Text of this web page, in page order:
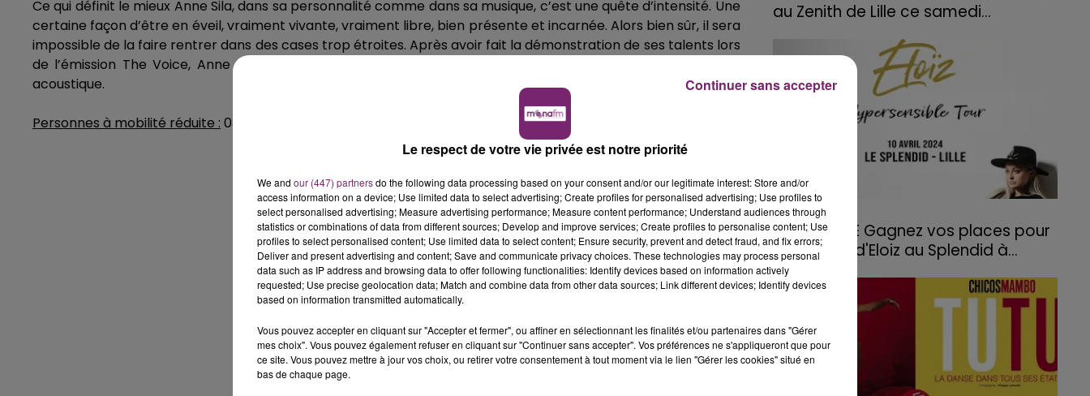
Ce qui définit le mieux Anne Sila, dans sa personnalité comme dans sa musique, c’est une quête d’intensité. Une
certaine façon d’être en éveil, vraiment vivante, vraiment libre, bien présente et incarnée. Alors bien sûr, il sera
impossible de la faire rentrer dans des cases trop étroites. Après avoir fait la démonstration de ses talents lors
de l’émission The Voice, Anne Sila vient nous délivrer toute sa force sur scène à l’occasion d’une tournée
acoustique.
Personnes à mobilité réduite : 03 20 56 46 16.
au Zenith de Lille ce samedi...
18 mars 2024
JEU TERMINE Gagnez vos places pour
le concert d'Eloiz au Splendid à...
Le respect de votre vie privée est notre priorité
We and our (447) partnersdo the following data processing based on your consent and/or our legitimate interest: Store and/or
access information on a device; Use limited data to select advertising; Create profiles for personalised advertising; Use profiles to
select personalised advertising; Measure advertising performance; Measure content performance; Understand audiences through
statistics or combinations of data from different sources; Develop and improve services; Create profiles to personalise content; Use
profiles to select personalised content; Use limited data to select content; Ensure security, prevent and detect fraud, and fix errors;
Deliver and present advertising and content; Save and communicate privacy choices. These technologies may process personal
data such as IP address and browsing data to offer following functionalities: Identify devices based on information actively
requested; Use precise geolocation data; Match and combine data from other data sources; Link different devices; Identify devices
based on information transmitted automatically.
Vous pouvez accepter en cliquant sur "Accepter et fermer", ou affiner en sélectionnant les finalités et/ou partenaires dans "Gérer
mes choix". Vous pouvez également refuser en cliquant sur "Continuer sans accepter". Vos préférences ne s'appliqueront que pour
ce site. Vous pouvez mettre à jour vos choix, ou retirer votre consentement à tout moment via le lien "Gérer les cookies" situé en
bas de chaque page.
Continuer sans accepter